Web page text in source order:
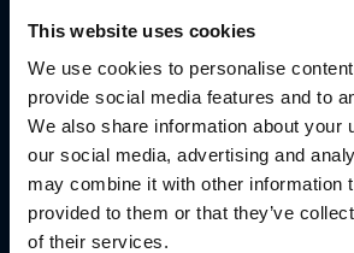
This website uses cookies
We use cookies to personalise
provide social media features and to
We also share information about your
our social media, advertising and
may combine it with other information
provided to them or that they’ve
of their services.
PĀRDOŠANAS SPECIĀLISTS
Rūdolfs Buivids
+371 23550665